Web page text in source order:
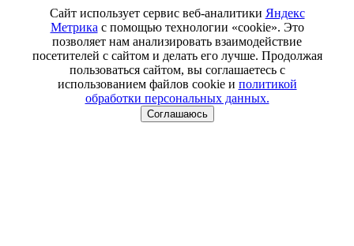
Сайт использует сервис веб-аналитики Яндекс
Метрика с помощью технологии «cookie». Это
позволяет нам анализировать взаимодействие
посетителей с сайтом и делать его лучше. Продолжая
пользоваться сайтом, вы соглашаетесь с
использованием файлов cookie и политикой
обработки персональных данных.
Соглашаюсь